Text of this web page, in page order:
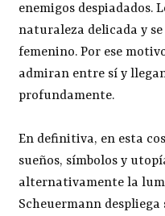
enemigos despiadados.
naturaleza delicada y
femenino. Por ese
admiran entre sí y
profundamente.
En definitiva, en esta
sueños, símbolos y
alternativamente la
Scheuermann